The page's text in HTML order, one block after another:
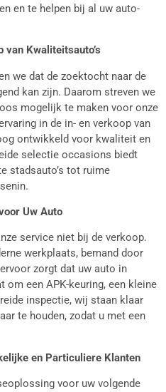
en te helpen bij al uw auto-
Kwaliteitsauto’s
we dat de zoektocht naar de
kan zijn. Daarom streven we
mogelijk te maken voor onze
in de in- en verkoop van
ontwikkeld voor kwaliteit en
selectie occasions biedt
stadsauto’s tot ruime
Uw Auto
service niet bij de verkoop.
werkplaats, bemand door
zorgt dat uw auto in
een APK-keuring, een kleine
inspectie, wij staan klaar
te houden, zodat u met een
en Particuliere Klanten
voor uw volgende